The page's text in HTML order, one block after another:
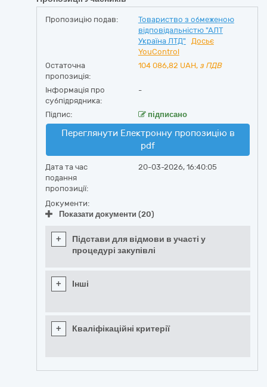
Пропозицію подав:
Товариство з обмеженою
відповідальністю "АЛТ
Україна ЛТД"
Досьє
YouControl
Остаточна
пропозиція:
104 086,82 UAH, з ПДВ
Інформація про
субпідрядника:
-
Підпис: підписано
Переглянути Електронну пропозицію в
pdf
Дата та час
подання
пропозиції:
20-03-2026, 16:40:05
Документи:
Показати документи (20)
+
Підстави для відмови в участі у
процедурі закупівлі
+ Інші
+ Кваліфікаційні критерії